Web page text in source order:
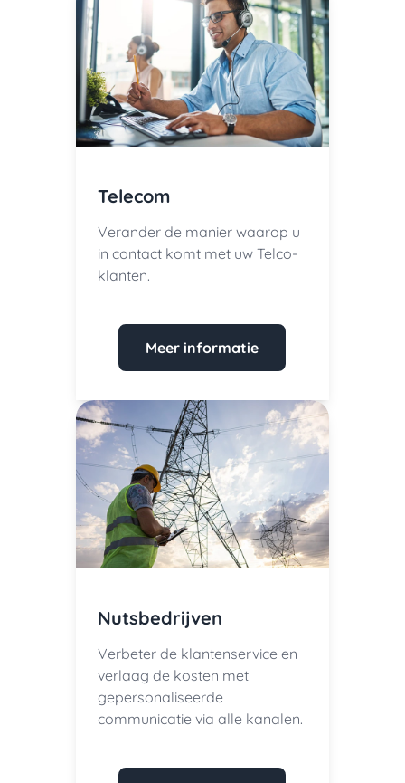
Telecom
Verander de manier waarop u
in contact komt met uw Telco-
klanten.
Meer informatie
Nutsbedrijven
Verbeter de klantenservice en
verlaag de kosten met
gepersonaliseerde
communicatie via alle kanalen.